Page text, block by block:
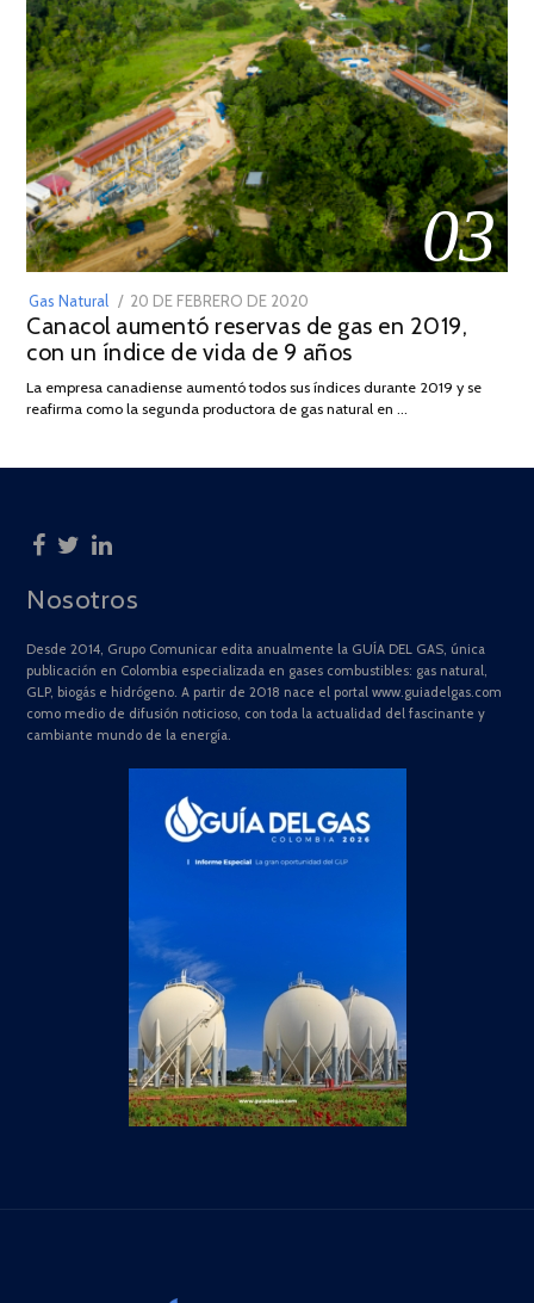
03
Gas Natural
POSTED
ON
20 DE FEBRERO DE 2020
DE
JULIO
2025
Canacol aumentó reservas de gas en 2019,
con un índice de vida de 9 años
La empresa canadiense aumentó todos sus índices durante 2019 y se
reafirma como la segunda productora de gas natural en …
Nosotros
Desde 2014, Grupo Comunicar edita anualmente la GUÍA DEL GAS, única
publicación en Colombia especializada en gases combustibles: gas natural,
GLP, biogás e hidrógeno. A partir de 2018 nace el portal www.guiadelgas.com
como medio de difusión noticioso, con toda la actualidad del fascinante y
cambiante mundo de la energía.